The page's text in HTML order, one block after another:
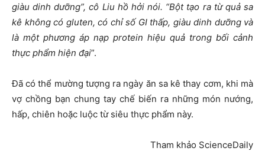
giàu dinh dưỡng”, cô Liu hồ hởi nói. “Bột tạo ra từ quả sa
kê không có gluten, có chỉ số GI thấp, giàu dinh dưỡng và
là một phương áp nạp protein hiệu quả trong bối cảnh
thực phẩm hiện đại”.
Đã có thể mường tượng ra ngày ăn sa kê thay cơm, khi mà
vợ chồng bạn chung tay chế biến ra những món nướng,
hấp, chiên hoặc luộc từ siêu thực phẩm này.
Tham khảo ScienceDaily